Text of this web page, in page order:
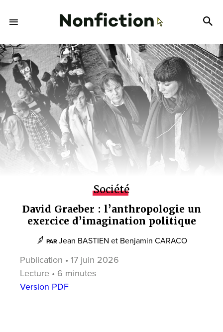
Société
David Graeber : l’anthropologie un
exercice d’imagination politique
PAR Jean BASTIEN et Benjamin CARACO
Publication • 17 juin 2026
Lecture • 6 minutes
Version PDF